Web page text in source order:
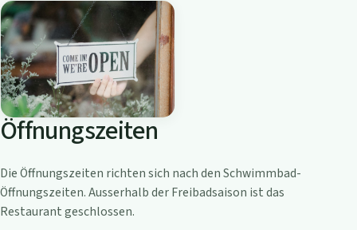
r
o
a
m
Z
ü
i
c
h
Öffnungszeiten
Die Öffnungszeiten richten sich nach den Schwimmbad-
Öffnungszeiten. Ausserhalb der Freibadsaison ist das
Restaurant geschlossen.